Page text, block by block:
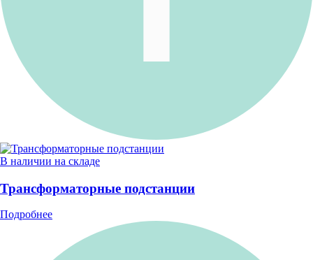
В наличии на складе
Трансформаторные подстанции
Подробнее